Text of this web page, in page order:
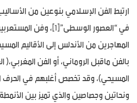
ارتبط الفن الإسلامي بنوعين من
في “العصور الوسطى”[1] ، وفن
المهاجرين من الأندلس إلى الأقاليم
بالفن ماقبل الروماني، أو الفن
المسيحي)، وقد تخصص أغلبهم في الحرف
ونحاتين وجصاصين والذي تميز بين